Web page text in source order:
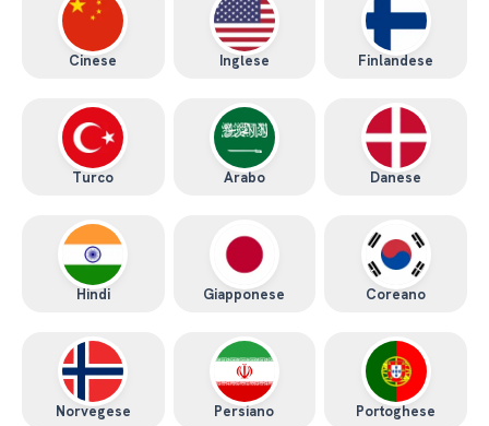
Cinese Inglese Finlandese
Turco Arabo Danese
Hindi Giapponese Coreano
Norvegese Persiano Portoghese